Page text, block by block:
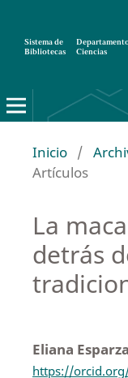
Sistema de
Bibliotecas
Ciencias
Inicio /
Artículos
La
detrás
Eliana Esparza
https://orcid.org/